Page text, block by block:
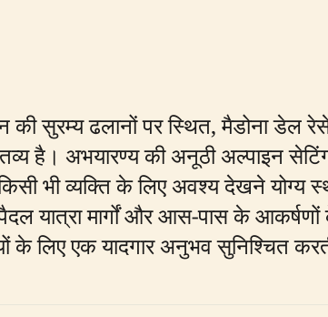
सुरम्य ढलानों पर स्थित, मैडोना डेल
है। अभयारण्य की अनूठी अल्पाइन
भी व्यक्ति के लिए अवश्य देखने योग्य
यात्रा मार्गों और आस-पास के
के लिए एक यादगार अनुभव सुनिश्चित